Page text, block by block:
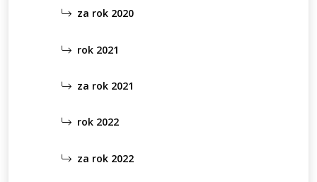
za rok 2020
rok 2021
za rok 2021
rok 2022
za rok 2022